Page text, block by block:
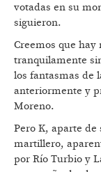
votadas en su
siguieron.
Creemos que
tranquilamente
los fantasmas de
anteriormente y
Moreno.
Pero K, aparte
martillero,
por Río Turbio y